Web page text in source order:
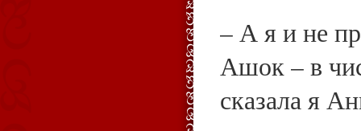
– А я и не
Ашок – в
сказала я